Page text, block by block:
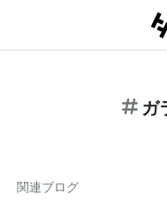
ガ
関連ブログ